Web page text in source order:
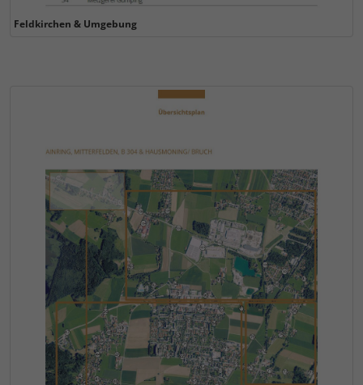
Feldkirchen & Umgebung